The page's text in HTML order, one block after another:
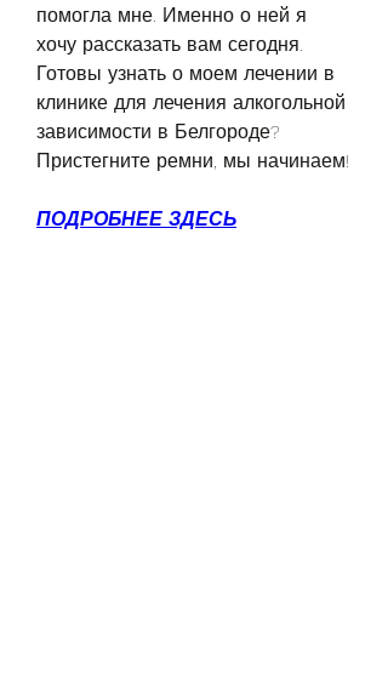
помогла мне. Именно о ней я
хочу рассказать вам сегодня.
Готовы узнать о моем лечении в
клинике для лечения алкогольной
зависимости в Белгороде?
Пристегните ремни, мы начинаем!
ПОДРОБНЕЕ ЗДЕСЬ